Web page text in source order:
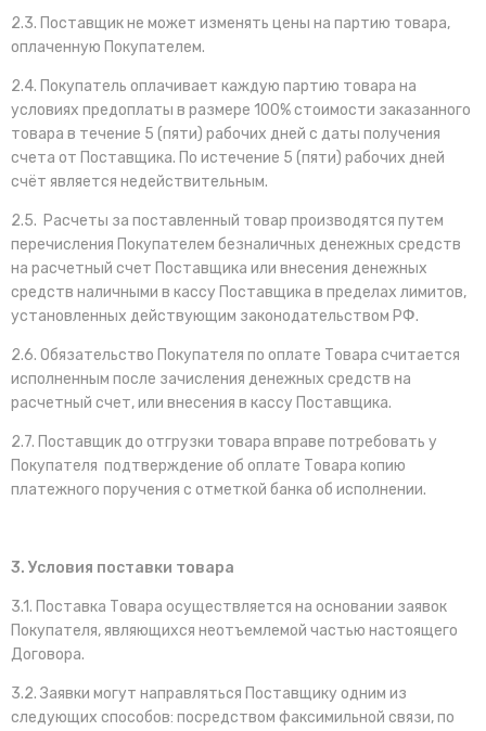
2.3. Поставщик не может изменять цены на партию товара,
оплаченную Покупателем.
2.4. Покупатель оплачивает каждую партию товара на
условиях предоплаты в размере 100% стоимости заказанного
товара в течение 5 (пяти) рабочих дней с даты получения
счета от Поставщика. По истечение 5 (пяти) рабочих дней
счёт является недействительным.
2.5. Расчеты за поставленный товар производятся путем
перечисления Покупателем безналичных денежных средств
на расчетный счет Поставщика или внесения денежных
средств наличными в кассу Поставщика в пределах лимитов,
установленных действующим законодательством РФ.
2.6. Обязательство Покупателя по оплате Товара считается
исполненным после зачисления денежных средств на
расчетный счет, или внесения в кассу Поставщика.
2.7. Поставщик до отгрузки товара вправе потребовать у
Покупателя подтверждение об оплате Товара копию
платежного поручения с отметкой банка об исполнении.
3. Условия поставки товара
3.1. Поставка Товара осуществляется на основании заявок
Покупателя, являющихся неотъемлемой частью настоящего
Договора.
3.2. Заявки могут направляться Поставщику одним из
следующих способов: посредством факсимильной связи, по